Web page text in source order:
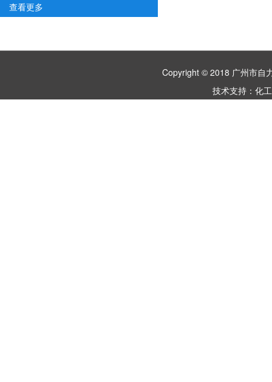
查看更多
Copyright © 2018 广州市
技术支持： 化